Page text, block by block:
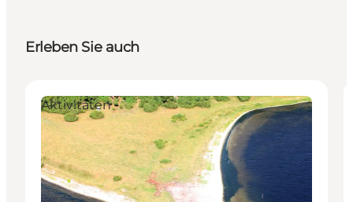
Erleben Sie auch
Aktivitäten